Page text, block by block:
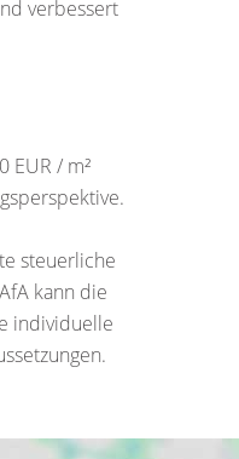
verbessert
EUR / m²
steuerliche
kann die
individuelle